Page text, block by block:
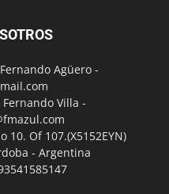
Agüero -
Villa -
10. Of 107.(X5152EYN)
- Argentina